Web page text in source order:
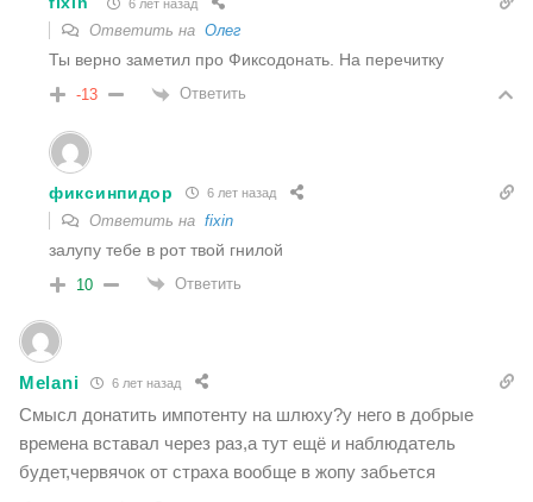
6 лет назад
Ответить на Олег
Ты верно заметил про Фиксодонать. На перечитку
-13 Ответить
фиксинпидор 6 лет назад
Ответить на fixin
залупу тебе в рот твой гнилой
10 Ответить
Melani 6 лет назад
Смысл донатить импотенту на шлюху?у него в добрые
времена вставал через раз,а тут ещё и наблюдатель
будет,червячок от страха вообще в жопу забьется